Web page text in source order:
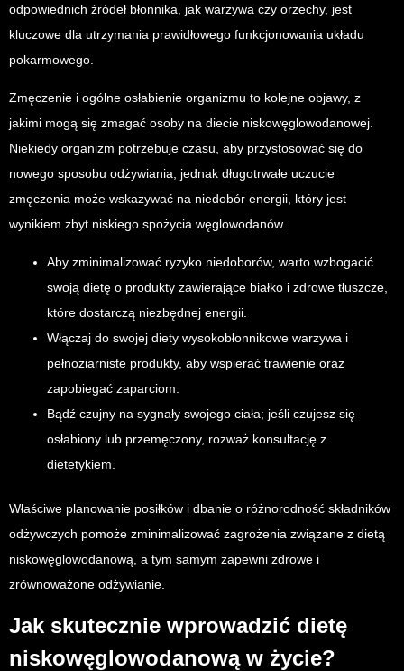
odpowiednich źródeł błonnika, jak warzywa czy orzechy, jest
kluczowe dla utrzymania prawidłowego funkcjonowania układu
pokarmowego.
Zmęczenie i ogólne osłabienie organizmu to kolejne objawy, z
jakimi mogą się zmagać osoby na diecie niskowęglowodanowej.
Niekiedy organizm potrzebuje czasu, aby przystosować się do
nowego sposobu odżywiania, jednak długotrwałe uczucie
zmęczenia może wskazywać na niedobór energii, który jest
wynikiem zbyt niskiego spożycia węglowodanów.
Aby zminimalizować ryzyko niedoborów, warto wzbogacić
swoją dietę o produkty zawierające białko i zdrowe tłuszcze,
które dostarczą niezbędnej energii.
Włączaj do swojej diety wysokobłonnikowe warzywa i
pełnoziarniste produkty, aby wspierać trawienie oraz
zapobiegać zaparciom.
Bądź czujny na sygnały swojego ciała; jeśli czujesz się
osłabiony lub przemęczony, rozważ konsultację z
dietetykiem.
Właściwe planowanie posiłków i dbanie o różnorodność składników
odżywczych pomoże zminimalizować zagrożenia związane z dietą
niskowęglowodanową, a tym samym zapewni zdrowe i
zrównoważone odżywianie.
Jak skutecznie wprowadzić dietę
niskowęglowodanową w życie?